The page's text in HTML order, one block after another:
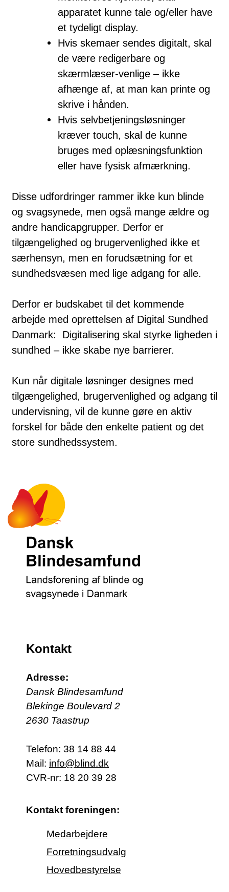
apparatet kunne tale og/eller have
et tydeligt display.
Hvis skemaer sendes digitalt, skal
de være redigerbare og
skærmlæser-venlige – ikke
afhænge af, at man kan printe og
skrive i hånden.
Hvis selvbetjeningsløsninger
kræver touch, skal de kunne
bruges med oplæsningsfunktion
eller have fysisk afmærkning.
Disse udfordringer rammer ikke kun blinde
og svagsynede, men også mange ældre og
andre handicapgrupper. Derfor er
tilgængelighed og brugervenlighed ikke et
særhensyn, men en forudsætning for et
sundhedsvæsen med lige adgang for alle.
Derfor er budskabet til det kommende
arbejde med oprettelsen af Digital Sundhed
Danmark: Digitalisering skal styrke ligheden i
sundhed – ikke skabe nye barrierer.
Kun når digitale løsninger designes med
tilgængelighed, brugervenlighed og adgang til
undervisning, vil de kunne gøre en aktiv
forskel for både den enkelte patient og det
store sundhedssystem.
Kontakt
Adresse:
Dansk Blindesamfund
Blekinge Boulevard 2
2630 Taastrup
Telefon: 38 14 88 44
Mail: info@blind.dk
CVR-nr: 18 20 39 28
Kontakt foreningen:
Medarbejdere
Forretningsudvalg
Hovedbestyrelse